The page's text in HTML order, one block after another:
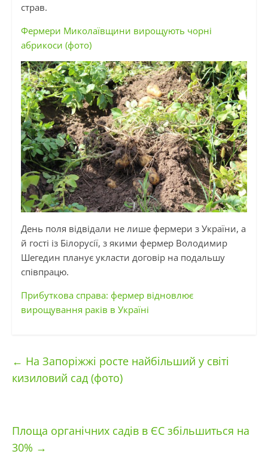
страв.
Фермери Миколаївщини вирощують чорні
абрикоси (фото)
День поля відвідали не лише фермери з України, а
й гості із Білорусії, з якими фермер Володимир
Шегедин планує укласти договір на подальшу
співпрацю.
Прибуткова справа: фермер відновлює
вирощування раків в Україні
← На Запоріжжі росте найбільший у світі
кизиловий сад (фото)
Площа органічних садів в ЄС збільшиться на
30% →